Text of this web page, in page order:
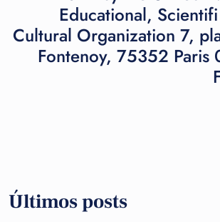
Educational,
Cultural Organization 7,
Fontenoy, 75352 Paris
Últimos posts